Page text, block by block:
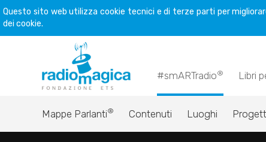
Questo sito web utilizza cookie tecnici e di terze parti per
dei cookie.
#smARTradio® Libri
Mappe Parlanti® Contenuti Luoghi